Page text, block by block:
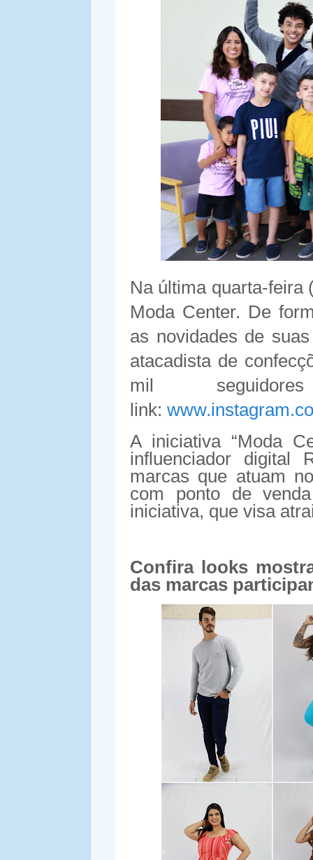
Na última quarta-feira
Moda Center. De
as novidades de
atacadista de
mil
link:
A iniciativa “Moda
influenciador digital
marcas que atuam
com ponto de
iniciativa, que visa
Confira looks
das marcas